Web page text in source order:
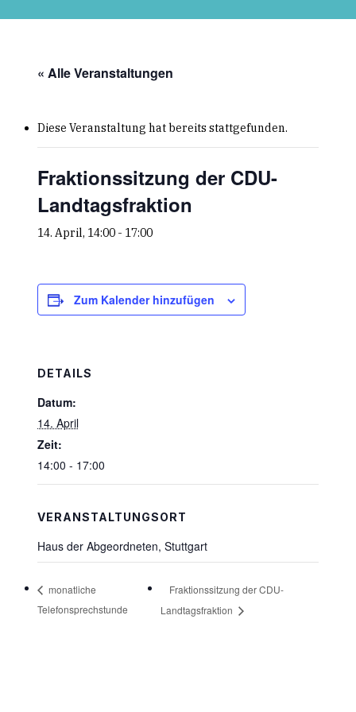
« Alle Veranstaltungen
Diese Veranstaltung hat bereits stattgefunden.
Fraktionssitzung der CDU-
Landtagsfraktion
14. April, 14:00- 17:00
Zum Kalender hinzufügen
DETAILS
Datum:
14. April
Zeit:
14:00 - 17:00
VERANSTALTUNGSORT
Haus der Abgeordneten, Stuttgart
monatliche
Telefonsprechstunde
Fraktionssitzung der CDU-
Landtagsfraktion